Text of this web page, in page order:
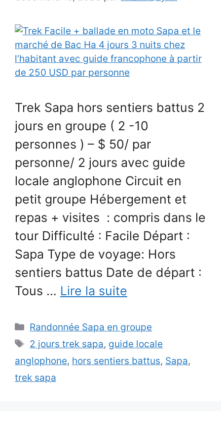
Trek Sapa hors sentiers battus 2
jours en groupe ( 2 -10
personnes ) – $ 50/ par
personne/ 2 jours avec guide
locale anglophone Circuit en
petit groupe Hébergement et
repas + visites : compris dans le
tour Difficulté : Facile Départ :
Sapa Type de voyage: Hors
sentiers battus Date de départ :
Tous … Lire la suite
Catégories
Randonnée Sapa en groupe
Étiquettes
2 jours trek sapa, guide locale
anglophone, hors sentiers battus, Sapa,
trek sapa